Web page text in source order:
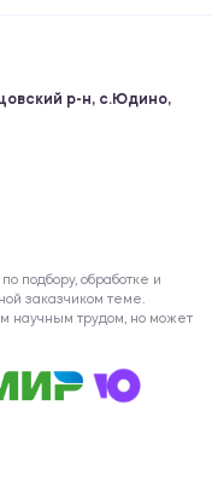
р-н, с.Юдино,
подбору, обработке и
заказчиком теме.
научным трудом, но может